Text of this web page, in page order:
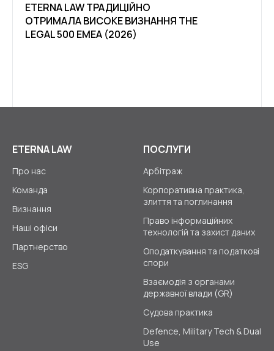
ETERNA LAW ТРАДИЦІЙНО
ОТРИМАЛА ВИСОКЕ ВИЗНАННЯ THE
LEGAL 500 EMEA (2026)
ETERNA LAW
Про нас
Команда
Визнання
Наші офіси
Партнерство
ESG
ПОСЛУГИ
Арбітраж
Корпоративна практика,
злиття та поглинання
Право інформаційних
технологій та захист даних
Оподаткування та податкові
спори
Взаємодія з органами
державної влади (GR)
Судова практика
Defence, Military Tech & Dual
Use